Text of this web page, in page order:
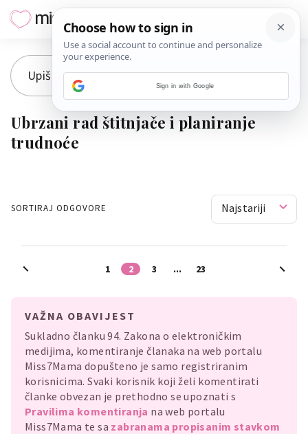
Ubrzani rad štitnjače i planiranje
trudnoće
SORTIRAJ ODGOVORE Najstariji
1 2 3 ... 23
VAŽNA OBAVIJEST
Sukladno članku 94. Zakona o elektroničkim
medijima, komentiranje članaka na web portalu
Miss7Mama dopušteno je samo registriranim
korisnicima. Svaki korisnik koji želi komentirati
članke obvezan je prethodno se upoznati s
Pravilima komentiranja na web portalu
Miss7Mama te sa zabranama propisanim stavkom
Sign in with Google